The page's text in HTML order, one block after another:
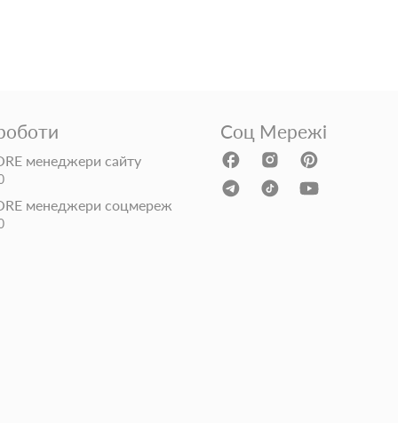
менеджери сайту
менеджери соцмереж
Соц Мережі